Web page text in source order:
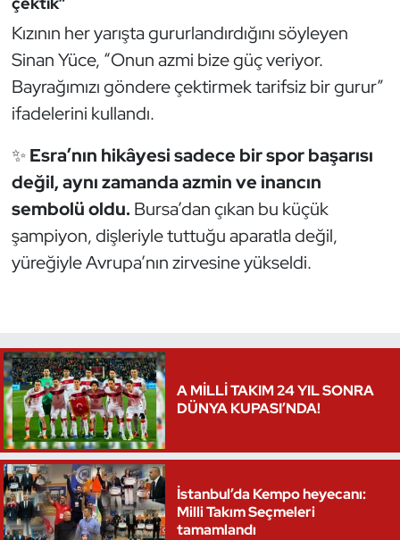
Kızının her yarışta gururlandırdığını söyleyen
Sinan Yüce, “Onun azmi bize güç veriyor.
Bayrağımızı göndere çektirmek tarifsiz bir gurur”
ifadelerini kullandı.
✨Esra’nın hikâyesi sadece bir spor başarısı
değil, aynı zamanda azmin ve inancın
sembolü oldu. Bursa’dan çıkan bu küçük
şampiyon, dişleriyle tuttuğu aparatla değil,
yüreğiyle Avrupa’nın zirvesine yükseldi.
A MİLLİ TAKIM 24 YIL SONRA
DÜNYA KUPASI’NDA!
İstanbul’da Kempo heyecanı:
Milli Takım Seçmeleri
tamamlandı
Triatlon
Voleybol
Vücut Geliştirme Fitness
Wushu Kungfu
Yelken
Yüzme